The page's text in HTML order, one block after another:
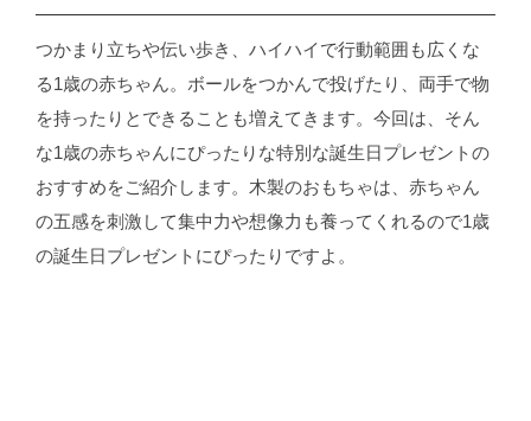
つかまり立ちや伝い歩き、ハイハイで行動範囲も広くな
る1歳の赤ちゃん。ボールをつかんで投げたり、両手で物
を持ったりとできることも増えてきます。今回は、そん
な1歳の赤ちゃんにぴったりな特別な誕生日プレゼントの
おすすめをご紹介します。木製のおもちゃは、赤ちゃん
の五感を刺激して集中力や想像力も養ってくれるので1歳
の誕生日プレゼントにぴったりですよ。